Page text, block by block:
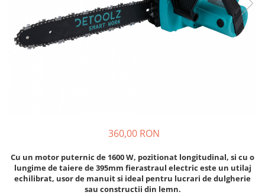
Seminte legume
Pepene
Seminte de Gulii
Seminte de Leustean
Seminte de Patrunjel
360,00 RON
Cu un motor puternic de 1600 W, pozitionat longitudinal, si cu o
lungime de taiere de 395mm fierastraul electric este un utilaj
echilibrat, usor de manuit si ideal pentru lucrari de dulgherie
sau constructii din lemn.